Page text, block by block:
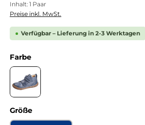
Inhalt: 1 Paar
Preise inkl. MwSt.
Verfügbar – Lieferung in 2-3 Werktagen
Farbeauswählen
Größeauswählen